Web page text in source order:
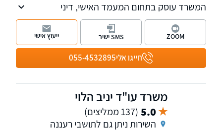
המשרד עוסק בתחום המעמד האישי, דיני
המשפחה, סכסוכי ירושה וגירושין, לרבות ייצוג בבית
המשפט לענייני משפחה ובבית הדין רבני. בנוסף
במשרד מחלקות העוסקות בתחום הנזיקין ודיני
העבודה. למשרד שלוחות ברמת גן, ראשון לציון
ונתניה.
חייגו אלי055-4532895
ZOOM SMS ישיר ייעוץ אישי
משרד עו"ד יניב הלוי
5.0 (137 ממליצים)
השירות ניתן גם לתושבי רעננה